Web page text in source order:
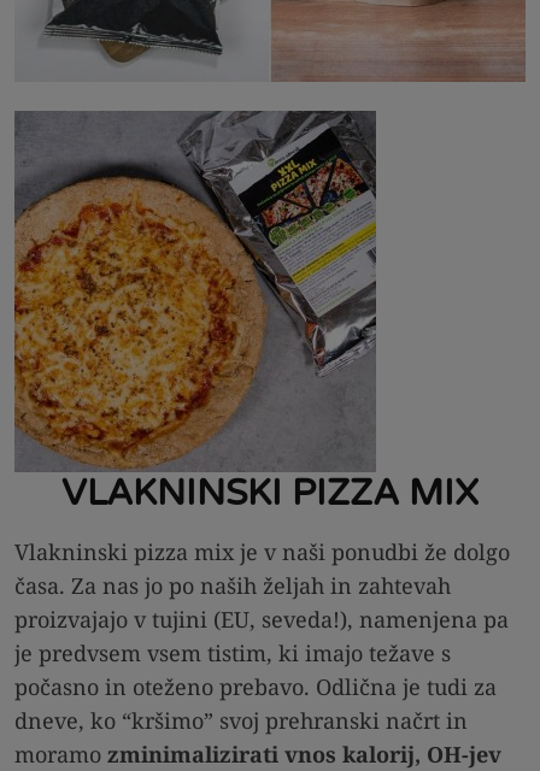
VLAKNINSKI PIZZA MIX
Vlakninski pizza mix je v naši ponudbi že dolgo
časa. Za nas jo po naših željah in zahtevah
proizvajajo v tujini (EU, seveda!), namenjena pa
je predvsem vsem tistim, ki imajo težave s
počasno in oteženo prebavo. Odlična je tudi za
dneve, ko “kršimo” svoj prehranski načrt in
moramo zminimalizirati vnos kalorij, OH-jev